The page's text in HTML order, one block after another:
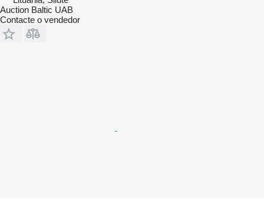
Auction Baltic UAB
Contacte o vendedor